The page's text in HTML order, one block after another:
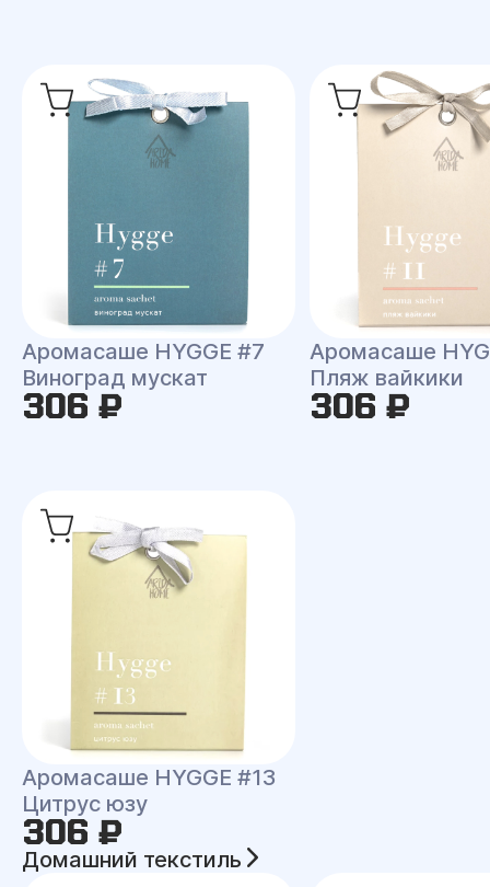
Аромасаше HYGGE #7
Виноград мускат
306 ₽
Аромасаше
Пляж вайкики
306 ₽
Аромасаше HYGGE #13
Цитрус юзу
306 ₽
Домашний текстиль